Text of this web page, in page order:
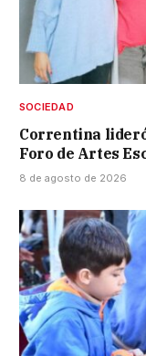
SOCIEDAD
Correntina
Foro de Artes
8 de agosto de 2026